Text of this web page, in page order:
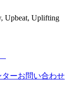
Upbeat, Uplifting
ターお問い合わせ